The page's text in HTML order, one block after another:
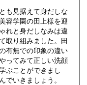
も見据えて身だしな
容学園の田上様を迎
れと身だしなみは違
取り組みました。田
有無での印象の違い
ってみて正しい洗顔
ぶことができまし
いきましょう。